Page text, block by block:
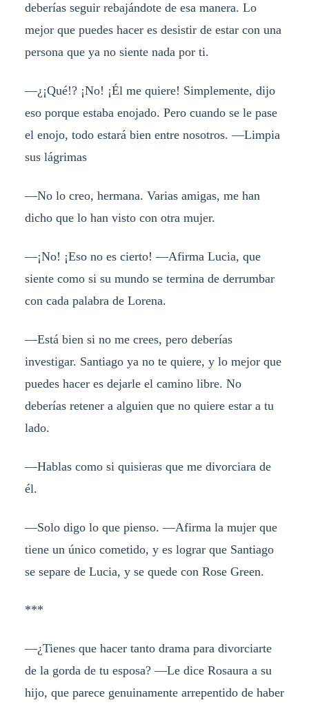
deberías seguir rebajándote de esa manera. Lo
mejor que puedes hacer es desistir de estar con una
persona que ya no siente nada por ti.
—¿¡Qué!? ¡No! ¡Él me quiere! Simplemente, dijo
eso porque estaba enojado. Pero cuando se le pase
el enojo, todo estará bien entre nosotros. —Limpia
sus lágrimas
—No lo creo, hermana. Varias amigas, me han
dicho que lo han visto con otra mujer.
—¡No! ¡Eso no es cierto! —Afirma Lucia, que
siente como si su mundo se termina de derrumbar
con cada palabra de Lorena.
—Está bien si no me crees, pero deberías
investigar. Santiago ya no te quiere, y lo mejor que
puedes hacer es dejarle el camino libre. No
deberías retener a alguien que no quiere estar a tu
lado.
—Hablas como si quisieras que me divorciara de
él.
—Solo digo lo que pienso. —Afirma la mujer que
tiene un único cometido, y es lograr que Santiago
se separe de Lucia, y se quede con Rose Green.
***
—¿Tienes que hacer tanto drama para divorciarte
de la gorda de tu esposa? —Le dice Rosaura a su
hijo, que parece genuinamente arrepentido de haber